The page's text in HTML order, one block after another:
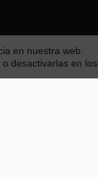
en nuestra web.
desactivarlas en los